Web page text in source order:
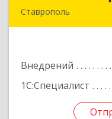
Ставрополь
Внедрений
1С:Специалист